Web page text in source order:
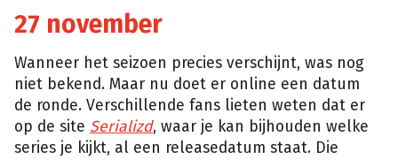
27 november
Wanneer het seizoen precies verschijnt, was nog
niet bekend. Maar nu doet er online een datum
de ronde. Verschillende fans lieten weten dat er
op de site Serializd, waar je kan bijhouden welke
series je kijkt, al een releasedatum staat. Die